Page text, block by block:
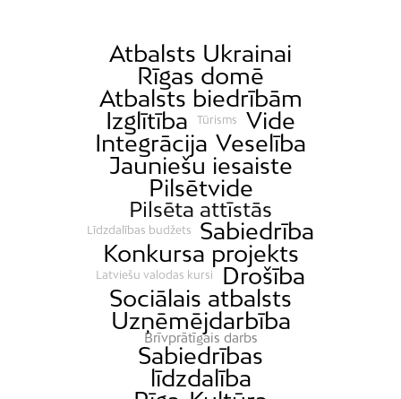
Atbalsts Ukrainai
Rīgas domē
Atbalsts biedrībām
Izglītība
Tūrisms
Vide
Integrācija Veselība
Jauniešu iesaiste
Pilsētvide
Pilsēta attīstās
Līdzdalības budžets
Sabiedrība
Konkursa projekts
Latviešu valodas kursi
Drošība
Sociālais atbalsts
Uzņēmējdarbība
Brīvprātīgais darbs
Sabiedrības
līdzdalība